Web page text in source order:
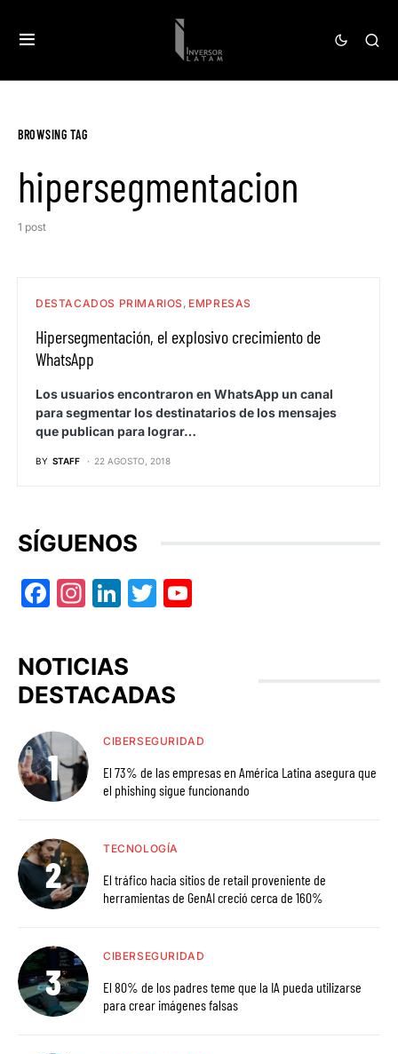
BROWSING TAG
hipersegmentacion
1 post
DESTACADOS PRIMARIOS EMPRESAS
Hipersegmentación, el explosivo crecimiento de
WhatsApp
Los usuarios encontraron en WhatsApp un canal
para segmentar los destinatarios de los mensajes
que publican para lograr…
BY STAFF 22 AGOSTO, 2018
SÍGUENOS
Facebook
Instagram
LinkedIn
Twitter
NOTICIAS
DESTACADAS
CIBERSEGURIDAD
El 73% de las empresas en América Latina asegura que
el phishing sigue funcionando
TECNOLOGÍA
El tráfico hacia sitios de retail proveniente de
herramientas de GenAI creció cerca de 160%
CIBERSEGURIDAD
El 80% de los padres teme que la IA pueda utilizarse
para crear imágenes falsas